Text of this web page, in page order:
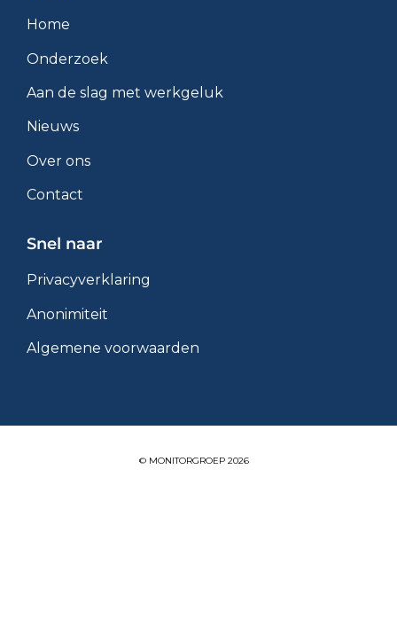
Home
Onderzoek
Aan de slag met werkgeluk
Nieuws
Over ons
Contact
Snel naar
Privacyverklaring
Anonimiteit
Algemene voorwaarden
© MONITORGROEP 2026